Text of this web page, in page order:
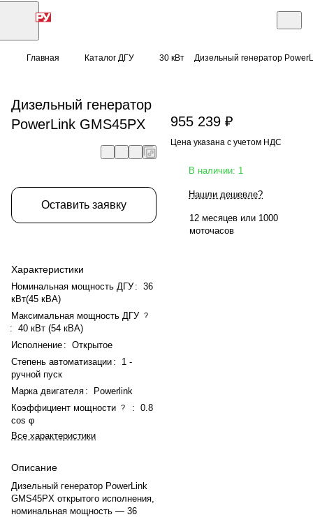
Главная Каталог ДГУ 30 кВт Дизельный генератор
Дизельный генератор
PowerLink GMS45PX
Оставить заявку
Характеристики
Номинальная мощность ДГУ : 36
кВт(45 кВА)
Максимальная мощность ДГУ ?
: 40 кВт (54 кВА)
Исполнение : Открытое
Степень автоматизации :
1 -
ручной пуск
Марка двигателя :
Powerlink
Коэффициент мощности ? : 0.8
cos φ
Все характеристики
Описание
Дизельный генератор PowerLink
GMS45PX открытого исполнения,
номинальная мощность — 36
955 239 ₽
Цена указана с учетом НДС
В наличии: 1
Нашли дешевле?
12 месяцев или 1000
моточасов